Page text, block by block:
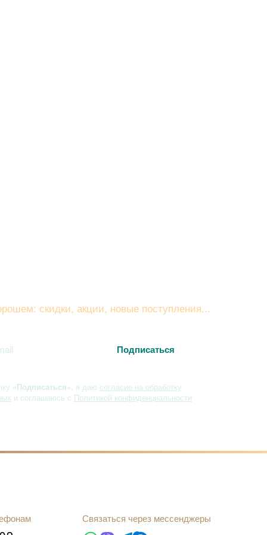
скидки, акции, новые поступления...
«Подписаться», я даю согласие на обработку
и соглашаюсь с Политикой конфиденциальности
Связаться через мессенджеры